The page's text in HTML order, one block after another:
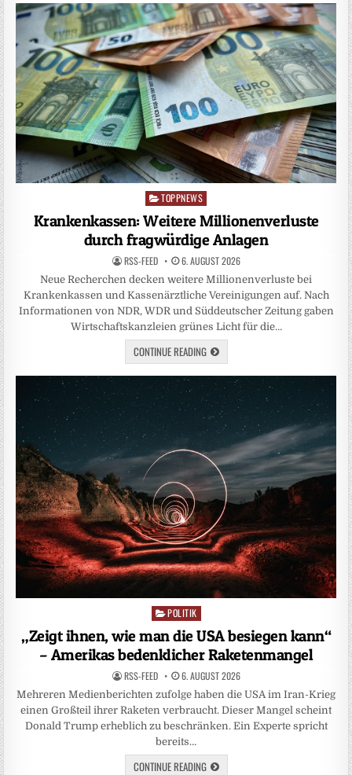
Posted
in
TOPPNEWS
Krankenkassen: Weitere Millionenverluste
durch fragwürdige Anlagen
RSS-FEED 6. AUGUST 2026
Neue Recherchen decken weitere Millionenverluste bei
Krankenkassen und Kassenärztliche Vereinigungen auf. Nach
Informationen von NDR, WDR und Süddeutscher Zeitung gaben
Wirtschaftskanzleien grünes Licht für die…
CONTINUE READING
Posted
POLITIK
„Zeigt ihnen, wie man die USA besiegen kann“
– Amerikas bedenklicher Raketenmangel
RSS-FEED 6. AUGUST 2026
Mehreren Medienberichten zufolge haben die USA im Iran-Krieg
einen Großteil ihrer Raketen verbraucht. Dieser Mangel scheint
Donald Trump erheblich zu beschränken. Ein Experte spricht
bereits…
CONTINUE READING